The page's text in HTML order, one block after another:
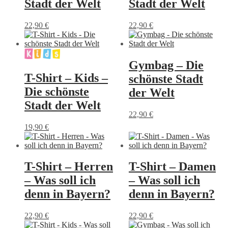
Optionen
auf
der
Produktseite
gewählt
können
der
Produktseite
gewählt
Stadt der Welt
22,90 €
Dieses
Produkt
weist
mehrere
auf.
Die
Optionen
können
der
Produktseite
gewählt
Stadt der Welt
22,90 €
Dieses
Produkt
mehrere
Varianten
auf.
Die
Optionen
auf
Produktseite
gewählt
T-Shirt – Kids –
Die schönste
Stadt der Welt
19,90 €
Dieses
Produkt
mehrere
Varianten
auf.
Die
Optionen
auf
Gymbag – Die
schönste Stadt
der Welt
22,90 €
Produkt
weist
mehrere
auf.
Die
Optionen
können
der
Produktseite
T-Shirt – Herren
– Was soll ich
denn in Bayern?
22,90 €
Dieses
T-Shirt – Damen
– Was soll ich
denn in Bayern?
22,90 €
Dieses